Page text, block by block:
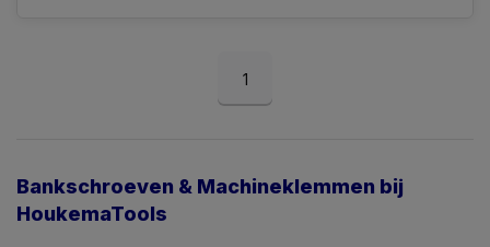
1
Bankschroeven & Machineklemmen bij
HoukemaTools